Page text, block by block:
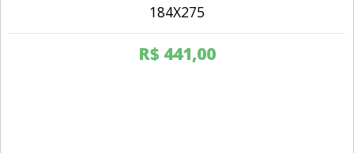
184X275
R$ 441,00